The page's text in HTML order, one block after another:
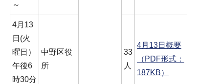
～
4月13
日(火
曜日）
午後6
時30分
中野区役
所
33
人
4月13日概要
（PDF形式：
187KB）